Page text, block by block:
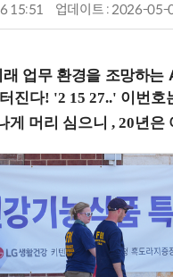
15:51 업데이트 : 2026-
조망하는 AI Smart Work Summit 2026